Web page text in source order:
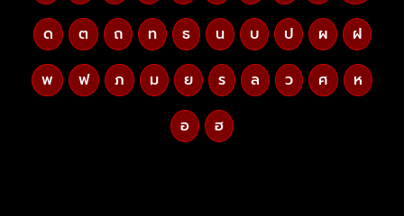
ด ต ถ ท ธ น บ ป ผ ฝ
พ ฟ ภ ม ย ร ล ว ศ ห
อ ฮ